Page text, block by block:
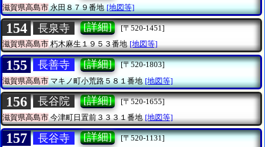
滋賀県高島市永田８７９番地 [地図等]
154 長泉寺 [詳細]
[〒520-1451]
滋賀県高島市朽木麻生１９５３番地 [地図等]
155 長善寺 [詳細]
[〒520-1803]
滋賀県高島市マキノ町小荒路５８１番地 [地図等]
156 長谷院 [詳細]
[〒520-1655]
滋賀県高島市 今津町日置前３３３１番地 [地図等]
157 長谷寺 [詳細]
[〒520-1131]